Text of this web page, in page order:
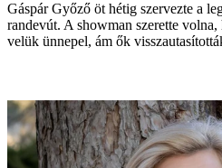
Gáspár Győző öt hétig szervezte a
randevút. A showman szerette
velük ünnepel, ám ők